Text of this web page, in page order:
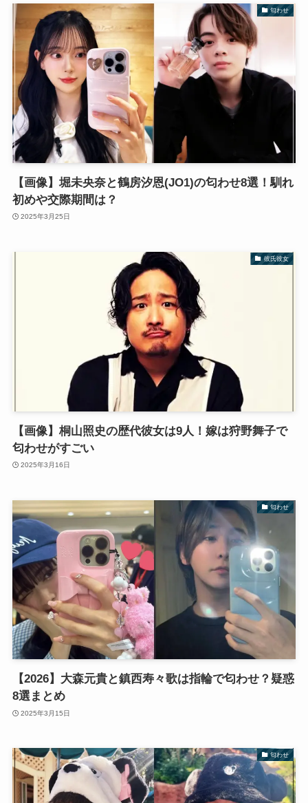
匂わせ
【画像】堀未央奈と鶴房汐恩(JO1)の匂わせ8選！馴れ
初めや交際期間は？
2025年3月25日
彼氏彼女
【画像】桐山照史の歴代彼女は9人！嫁は狩野舞子で
匂わせがすごい
2025年3月16日
匂わせ
【2026】大森元貴と鎮西寿々歌は指輪で匂わせ？疑惑
8選まとめ
2025年3月15日
匂わせ